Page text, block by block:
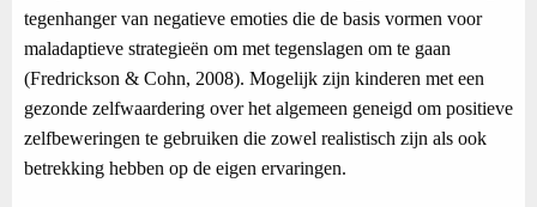
tegenhanger van negatieve emoties die de basis vormen voor
maladaptieve strategieën om met tegenslagen om te gaan
(Fredrickson & Cohn, 2008). Mogelijk zijn kinderen met een
gezonde zelfwaardering over het algemeen geneigd om positieve
zelfbeweringen te gebruiken die zowel realistisch zijn als ook
betrekking hebben op de eigen ervaringen.